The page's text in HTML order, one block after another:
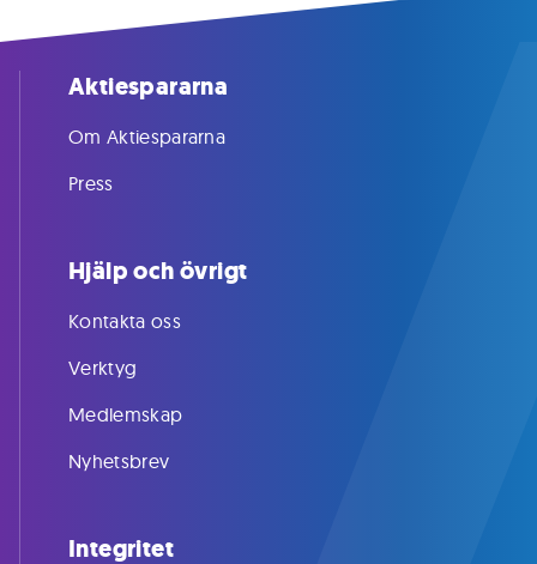
Aktiespararna
Om Aktiespararna
Press
Hjälp och övrigt
Kontakta oss
Verktyg
Medlemskap
Nyhetsbrev
Integritet